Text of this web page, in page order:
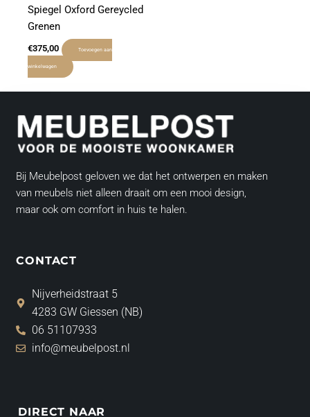
Spiegel Oxford Gereycled
Grenen
€375,00 Toevoegen aan
winkelwagen
Bij Meubelpost geloven we dat het ontwerpen en maken
van meubels niet alleen draait om een mooi design,
maar ook om comfort in huis te halen.
CONTACT
Nijverheidstraat 5
4283 GW Giessen (NB)
06 51107933
info@meubelpost.nl
DIRECT NAAR